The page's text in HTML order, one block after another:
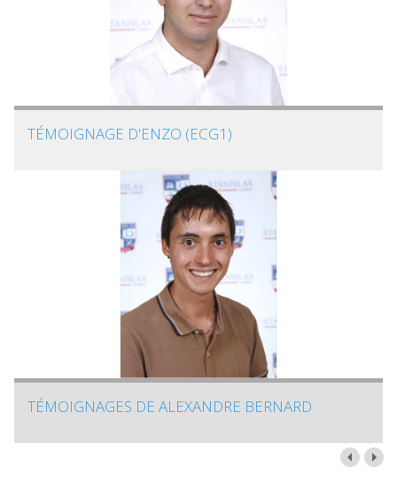
TÉMOIGNAGE D'ENZO (ECG1)
TÉMOIGNAGES DE ALEXANDRE BERNARD